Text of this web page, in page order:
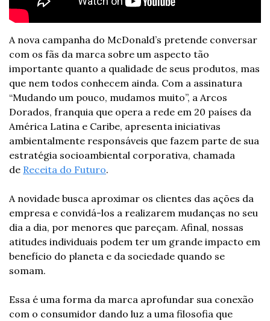
A nova campanha do McDonald’s pretende conversar
com os fãs da marca sobre um aspecto tão
importante quanto a qualidade de seus produtos, mas
que nem todos conhecem ainda. Com a assinatura
“Mudando um pouco, mudamos muito”, a Arcos
Dorados, franquia que opera a rede em 20 países da
América Latina e Caribe, apresenta iniciativas
ambientalmente responsáveis que fazem parte de sua
estratégia socioambiental corporativa, chamada
de Receita do Futuro.
A novidade busca aproximar os clientes das ações da
empresa e convidá-los a realizarem mudanças no seu
dia a dia, por menores que pareçam. Afinal, nossas
atitudes individuais podem ter um grande impacto em
benefício do planeta e da sociedade quando se
somam.
Essa é uma forma da marca aprofundar sua conexão
com o consumidor dando luz a uma filosofia que